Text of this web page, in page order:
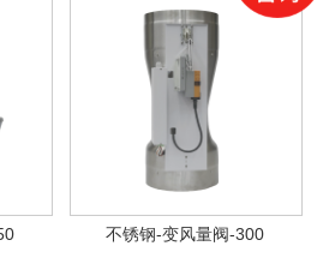
不锈钢-变风量阀-300